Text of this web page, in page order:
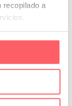
recopilado a